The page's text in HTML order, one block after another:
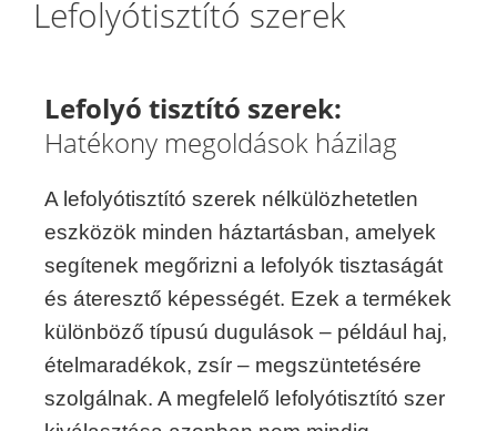
Lefolyótisztító szerek
Lefolyó tisztító szerek:
Hatékony megoldások házilag
A lefolyótisztító szerek nélkülözhetetlen
eszközök minden háztartásban, amelyek
segítenek megőrizni a lefolyók tisztaságát
és áteresztő képességét. Ezek a termékek
különböző típusú dugulások – például haj,
ételmaradékok, zsír – megszüntetésére
szolgálnak. A megfelelő lefolyótisztító szer